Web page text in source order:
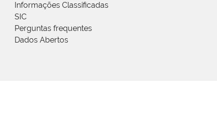
Informações Classificadas
SIC
Perguntas frequentes
Dados Abertos